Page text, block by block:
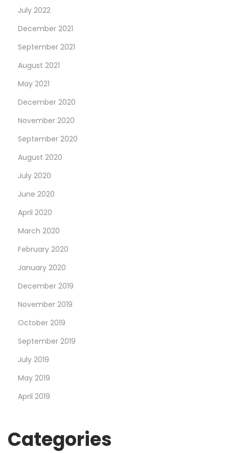
July 2022
December 2021
September 2021
August 2021
May 2021
December 2020
November 2020
September 2020
August 2020
July 2020
June 2020
April 2020
March 2020
February 2020
January 2020
December 2019
November 2019
October 2019
September 2019
July 2019
May 2019
April 2019
Categories